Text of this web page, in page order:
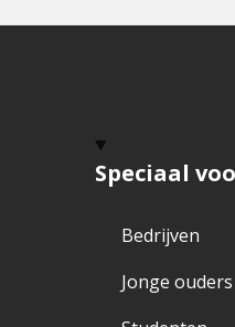
Speciaal
Bedrijven
Jonge ouders